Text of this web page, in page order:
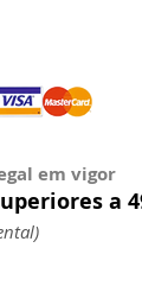
em vigor
a